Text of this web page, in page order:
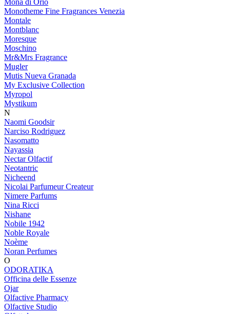
Mona di Orio
Monotheme Fine Fragrances Venezia
Montale
Montblanc
Moresque
Moschino
Mr&Mrs Fragrance
Mugler
Mutis Nueva Granada
My Exclusive Collection
Myropol
Mystikum
N
Naomi Goodsir
Narciso Rodriguez
Nasomatto
Nayassia
Nectar Olfactif
Neotantric
Nicheend
Nicolai Parfumeur Createur
Nimere Parfums
Nina Ricci
Nishane
Nobile 1942
Noble Royale
Noème
Noran Perfumes
O
ODORATIKA
Officina delle Essenze
Ojar
Olfactive Pharmacy
Olfactive Studio